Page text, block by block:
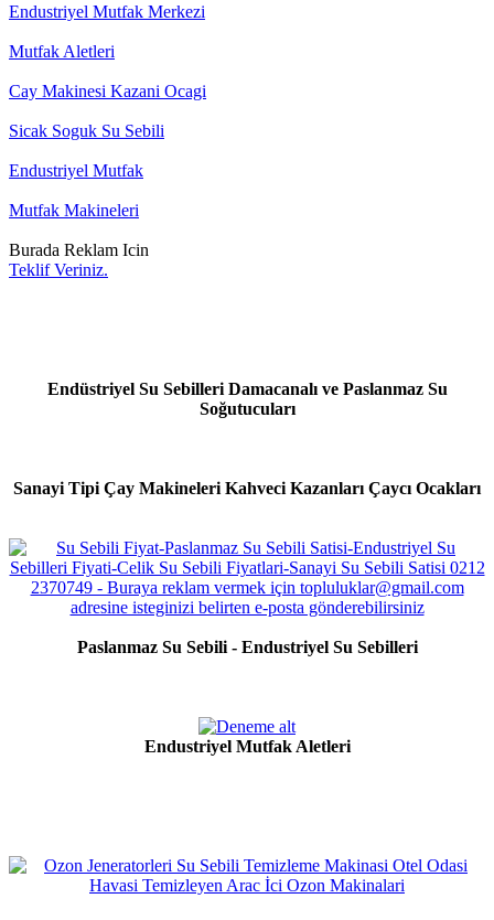
Endustriyel Mutfak Merkezi
Mutfak Aletleri
Cay Makinesi Kazani Ocagi
Sicak Soguk Su Sebili
Endustriyel Mutfak
Mutfak Makineleri
Burada Reklam Icin
Teklif Veriniz.
Endüstriyel Su Sebilleri Damacanalı ve Paslanmaz Su
Soğutucuları
Sanayi Tipi Çay Makineleri Kahveci Kazanları Çaycı Ocakları
Paslanmaz Su Sebili - Endustriyel Su Sebilleri
Endustriyel Mutfak Aletleri